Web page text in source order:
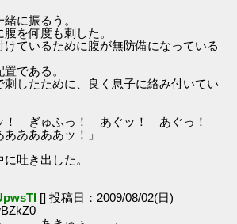
に振るう。
を何度も刺した。
けているために腹が無防備になっている
である。
刺したために、良く息子に絡み付いてい
！ ぎゅふっ！ あぐッ！ あぐっ！
ああああッ！」
吐き出した。
[] 投稿日：2009/08/02(日)